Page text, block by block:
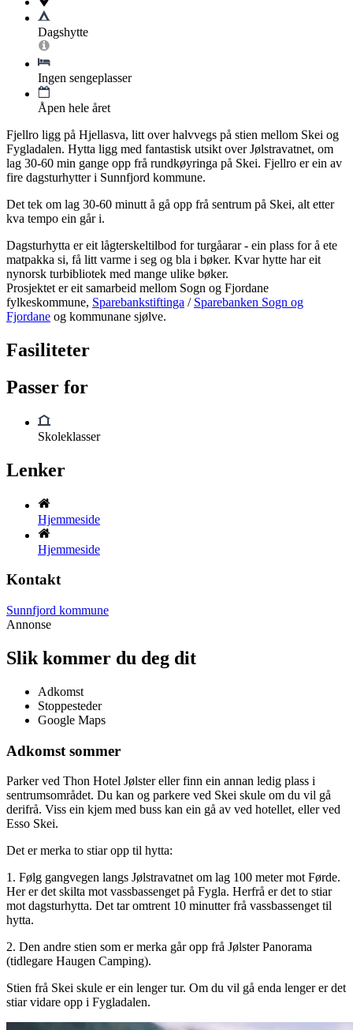
Dagshytte
Ingen sengeplasser
Åpen hele året
Fjellro ligg på Hjellasva, litt over halvvegs på stien mellom Skei og
Fygladalen. Hytta ligg med fantastisk utsikt over Jølstravatnet, om
lag 30-60 min gange opp frå rundkøyringa på Skei. Fjellro er ein av
fire dagsturhytter i Sunnfjord kommune.
Det tek om lag 30-60 minutt å gå opp frå sentrum på Skei, alt etter
kva tempo ein går i.
Dagsturhytta er eit lågterskeltilbod for turgåarar - ein plass for å ete
matpakka si, få litt varme i seg og bla i bøker. Kvar hytte har eit
nynorsk turbibliotek med mange ulike bøker.
Prosjektet er eit samarbeid mellom Sogn og Fjordane
fylkeskommune, Sparebankstiftinga / Sparebanken Sogn og
Fjordane og kommunane sjølve.
Fasiliteter
Passer for
Skoleklasser
Lenker
Hjemmeside
Hjemmeside
Kontakt
Sunnfjord kommune
Annonse
Slik kommer du deg dit
Adkomst
Stoppesteder
Google Maps
Adkomst sommer
Parker ved Thon Hotel Jølster eller finn ein annan ledig plass i
sentrumsområdet. Du kan og parkere ved Skei skule om du vil gå
derifrå. Viss ein kjem med buss kan ein gå av ved hotellet, eller ved
Esso Skei.
Det er merka to stiar opp til hytta:
1. Følg gangvegen langs Jølstravatnet om lag 100 meter mot Førde.
Her er det skilta mot vassbassenget på Fygla. Herfrå er det to stiar
mot dagsturhytta. Det tar omtrent 10 minutter frå vassbassenget til
hytta.
2. Den andre stien som er merka går opp frå Jølster Panorama
(tidlegare Haugen Camping).
Stien frå Skei skule er ein lenger tur. Om du vil gå enda lenger er det
stiar vidare opp i Fygladalen.